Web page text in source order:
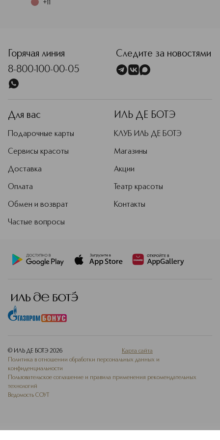
+11
Горячая линия
8-800-100-00-05
Следите за новостями
Для вас
Подарочные карты
Сервисы красоты
Доставка
Оплата
Обмен и возврат
Частые вопросы
ИЛЬ ДЕ БОТЭ
КЛУБ ИЛЬ ДЕ БОТЭ
Магазины
Акции
Театр красоты
Контакты
© ИЛЬ ДЕ БОТЭ 2026
Карта сайта
Политика в отношении обработки персональных данных и
конфиденциальности
Пользовательское соглашение и правила применения рекомендательных
технологий
Ведомость СОУТ